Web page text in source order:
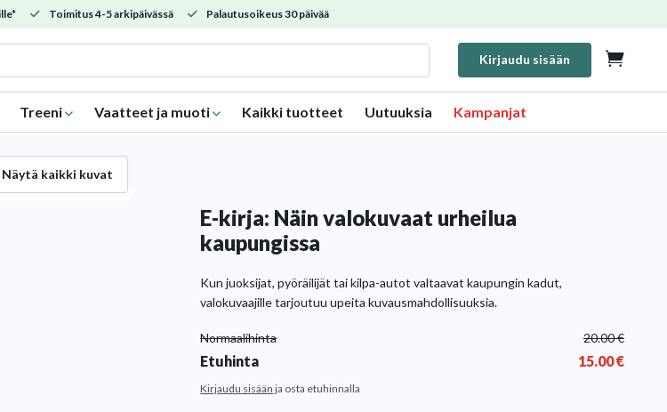
Toimitus 4-5 arkipäivässä Palautusoikeus 30 päivää
Kirjaudu sisään 
Treeni Vaatteet ja muoti Kaikki tuotteet Uutuuksia Kampanjat
Näytä kaikki kuvat
E-kirja: Näin valokuvaat urheilua
kaupungissa
Kun juoksijat, pyöräilijät tai kilpa-autot valtaavat kaupungin kadut,
valokuvaajille tarjoutuu upeita kuvausmahdollisuuksia.
Normaalihinta 20.00€
Etuhinta 15.00€
Kirjaudu sisään ja osta etuhinnalla